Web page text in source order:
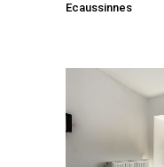
Ecaussinnes